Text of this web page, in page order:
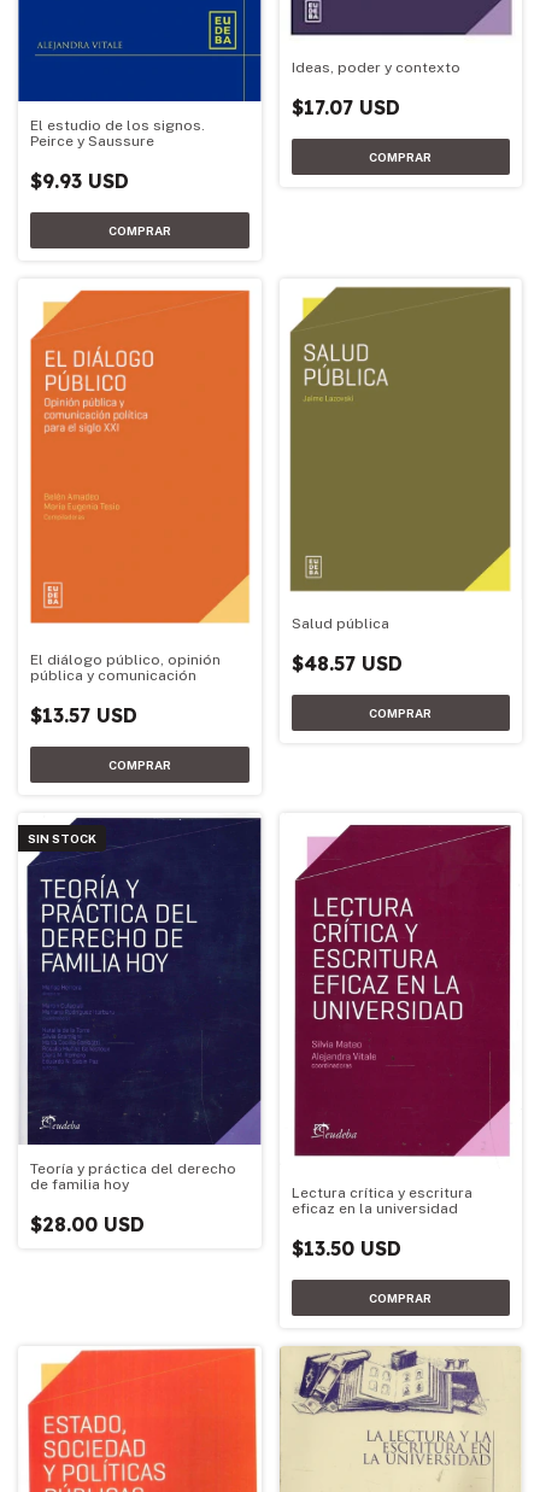
El estudio de los signos.
Peirce y Saussure
$9.93 USD
Ideas, poder y contexto
$17.07 USD
El diálogo público, opinión
pública y comunicación
$13.57 USD
Salud pública
$48.57 USD
SIN STOCK
Teoría y práctica del derecho
de familia hoy
$28.00 USD
Lectura crítica y escritura
eficaz en la universidad
$13.50 USD